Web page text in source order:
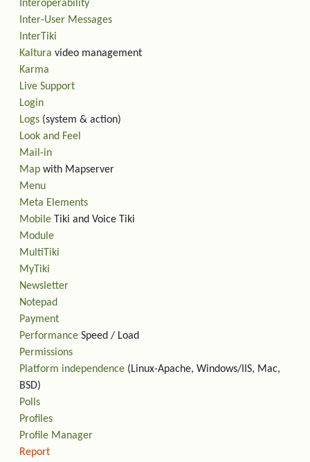
Interoperability
Inter-User Messages
InterTiki
Kaltura video management
Karma
Live Support
Login
Logs (system & action)
Look and Feel
Mail-in
Map with Mapserver
Menu
Meta Elements
Mobile Tiki and Voice Tiki
Module
MultiTiki
MyTiki
Newsletter
Notepad
Payment
Performance Speed / Load
Permissions
Platform independence (Linux-Apache, Windows/IIS, Mac,
BSD)
Polls
Profiles
Profile Manager
Report